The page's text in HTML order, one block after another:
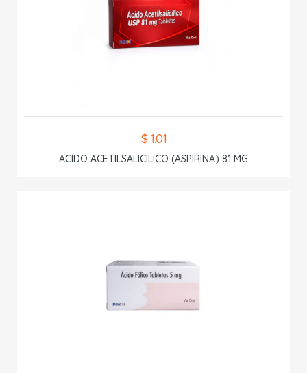
$ 1.01
ACIDO ACETILSALICILICO (ASPIRINA) 81 MG